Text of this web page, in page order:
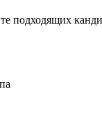
подходящих